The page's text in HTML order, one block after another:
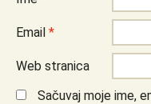
Email *
Web stranica
Sačuvaj moje ime,